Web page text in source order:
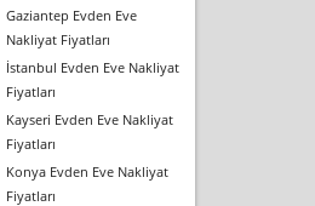
Gaziantep Evden Eve
Nakliyat Fiyatları
İstanbul Evden Eve Nakliyat
Fiyatları
Kayseri Evden Eve Nakliyat
Fiyatları
Konya Evden Eve Nakliyat
Fiyatları